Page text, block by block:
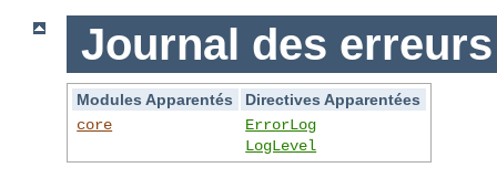
Journal des erreurs
Modules Apparentés
Directives Apparentées
core
ErrorLog
LogLevel